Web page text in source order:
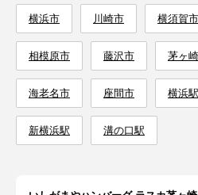
横浜市 川崎市 横須賀市
相模原市 藤沢市 茅ヶ
海老名市 座間市 横浜駅
新横浜駅 溝の口駅